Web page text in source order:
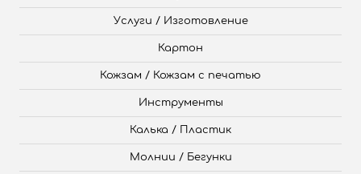
Услуги / Изготовление
Картон
Кожзам / Кожзам с печатью
Инструменты
Калька / Пластик
Молнии / Бегунки